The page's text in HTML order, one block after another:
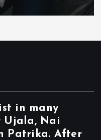
in many
Ujala, Nai
Patrika. After